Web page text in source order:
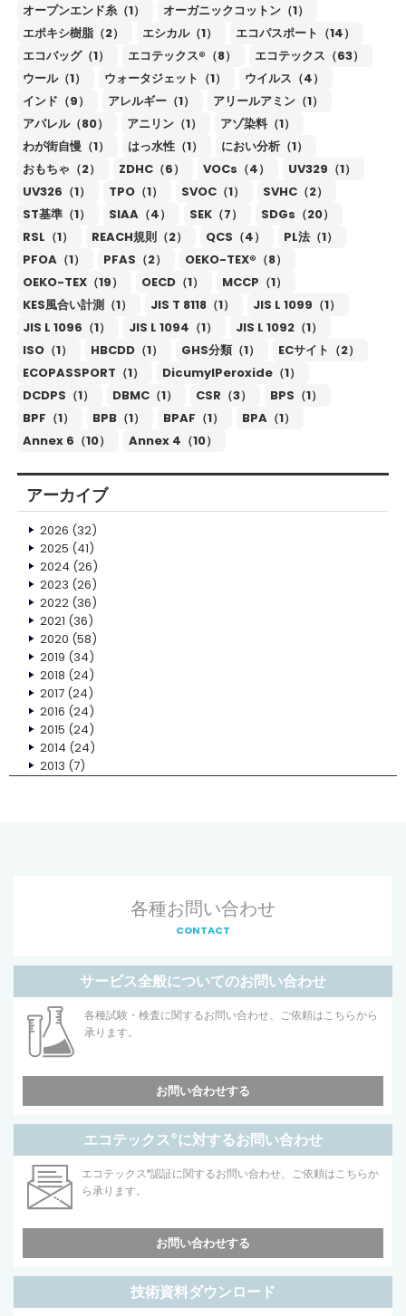
オープンエンド糸（1）
オーガニックコットン（1）
エポキシ樹脂（2）
エシカル（1）
エコパスポート（14）
エコバッグ（1）
エコテックス®（8）
エコテックス（63）
ウール（1）
ウォータジェット（1）
ウイルス（4）
インド（9）
アレルギー（1）
アリールアミン（1）
アパレル（80）
アニリン（1）
アゾ染料（1）
わが街自慢（1）
はっ水性（1）
におい分析（1）
おもちゃ（2）
ZDHC（6） VOCs（4）
UV329（1）
UV326（1）
TPO（1） SVOC（1）
SVHC（2）
ST基準（1）
SIAA（4） SEK（7）
SDGs（20）
RSL（1）
REACH規則（2） QCS（4）
PL法（1）
PFOA（1）
PFAS（2）
OEKO-TEX®（8）
OEKO-TEX（19）
OECD（1）
MCCP（1）
KES風合い計測（1）
JIS T 8118（1）
JIS L 1099（1）
JIS L 1096（1）
JIS L 1094（1）
JIS L 1092（1）
ISO（1）
HBCDD（1） GHS分類（1）
ECサイト（2）
ECOPASSPORT（1）
DicumylPeroxide（1）
DCDPS（1）
DBMC（1） CSR（3）
BPS（1）
BPF（1）
BPB（1） BPAF（1）
BPA（1）
Annex 6（10）
Annex 4（10）
アーカイブ
2026 (32)
2025 (41)
2024 (26)
2023 (26)
2022(36)
2021 (36)
2020 (58)
2019 (34)
2018 (24)
2017(24)
2016 (24)
2015 (24)
2014 (24)
2013 (7)
各種お問い合わせ
CONTACT
サービス全般についてのお問い合わせ
各種試験・検査に関するお問い合わせ、ご依頼はこちらから
承ります。
お問い合わせする
エコテックス®に対するお問い合わせ
エコテックス®認証に関するお問い合わせ、ご依頼はこちらか
ら承ります。
お問い合わせする
技術資料ダウンロード